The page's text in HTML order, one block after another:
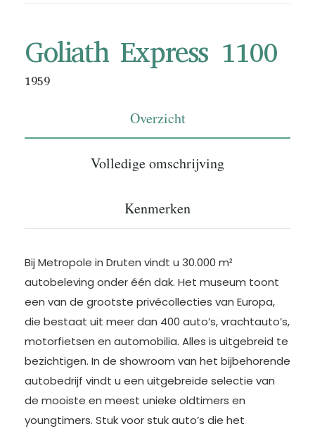
Goliath Express 1100
1959
Overzicht
Volledige omschrijving
Kenmerken
Bij Metropole in Druten vindt u 30.000 m²
autobeleving onder één dak. Het museum toont
een van de grootste privécollecties van Europa,
die bestaat uit meer dan 400 auto’s, vrachtauto’s,
motorfietsen en automobilia. Alles is uitgebreid te
bezichtigen. In de showroom van het bijbehorende
autobedrijf vindt u een uitgebreide selectie van
de mooiste en meest unieke oldtimers en
youngtimers. Stuk voor stuk auto’s die het